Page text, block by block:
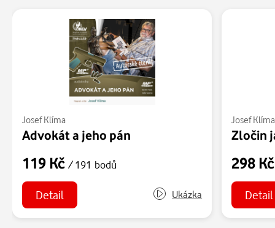
Josef Klíma
Advokát a jeho pán
119 Kč / 191 bodů
Detail Ukázka
Josef Klíma
Zločin
298
Detail